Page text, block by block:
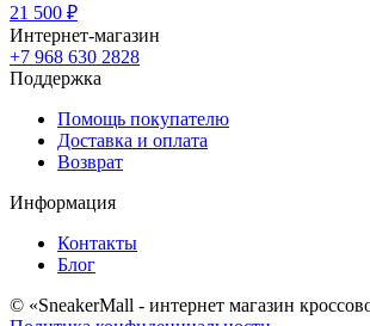
21 500 ₽
Интернет-магазин
+7 968 630 2828
Поддержка
Помощь покупателю
Доставка и оплата
Возврат
Информация
Контакты
Блог
© «SneakerMall - интернет магазин